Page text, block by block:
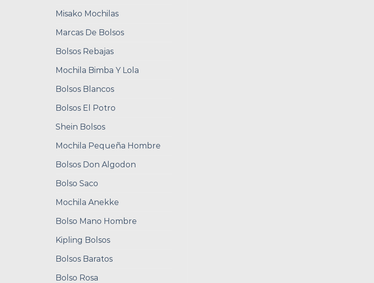
Misako Mochilas
Marcas De Bolsos
Bolsos Rebajas
Mochila Bimba Y Lola
Bolsos Blancos
Bolsos El Potro
Shein Bolsos
Mochila Pequeña Hombre
Bolsos Don Algodon
Bolso Saco
Mochila Anekke
Bolso Mano Hombre
Kipling Bolsos
Bolsos Baratos
Bolso Rosa